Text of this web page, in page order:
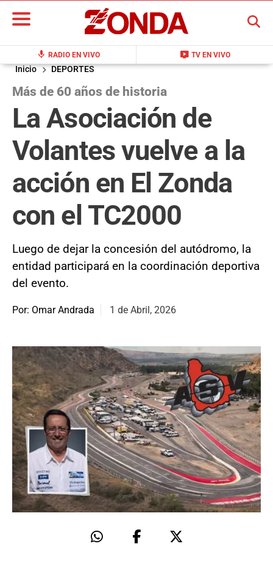
mic RADIO EN VIVO live_tv TV EN VIVO
BUSCAR
Inicio DEPORTES
Más de 60 años de historia
La Asociación de
Volantes vuelve a la
acción en El Zonda
con el TC2000
Luego de dejar la concesión del autódromo, la
entidad participará en la coordinación deportiva
del evento.
Por: Omar Andrada 1 de Abril, 2026